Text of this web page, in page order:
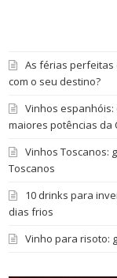
As férias perfeitas
com o seu destino?
Vinhos
maiores potências da
Vinhos Toscanos:
Toscanos
10 drinks para
dias frios
Vinho para risoto: